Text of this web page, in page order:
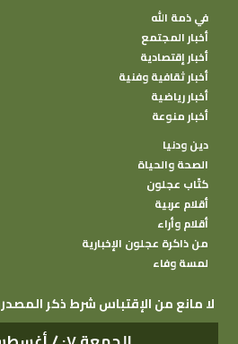
في ذمة الله
أخبار المجتمع
أخبار إقتصادية
أخبار ثقافية وفنية
أخبار رياضية
أخبار منوعة
دين ودنيا
الصحة والحياة
كتًاب عجلون
أقلام عربية
أقلام وأراء
من ذاكرة عجلون الإخبارية
لمسة وفاء
( وكالة عجلون الإخبارية ) لا مانع من الإقتباس شرط ذكر المصدر